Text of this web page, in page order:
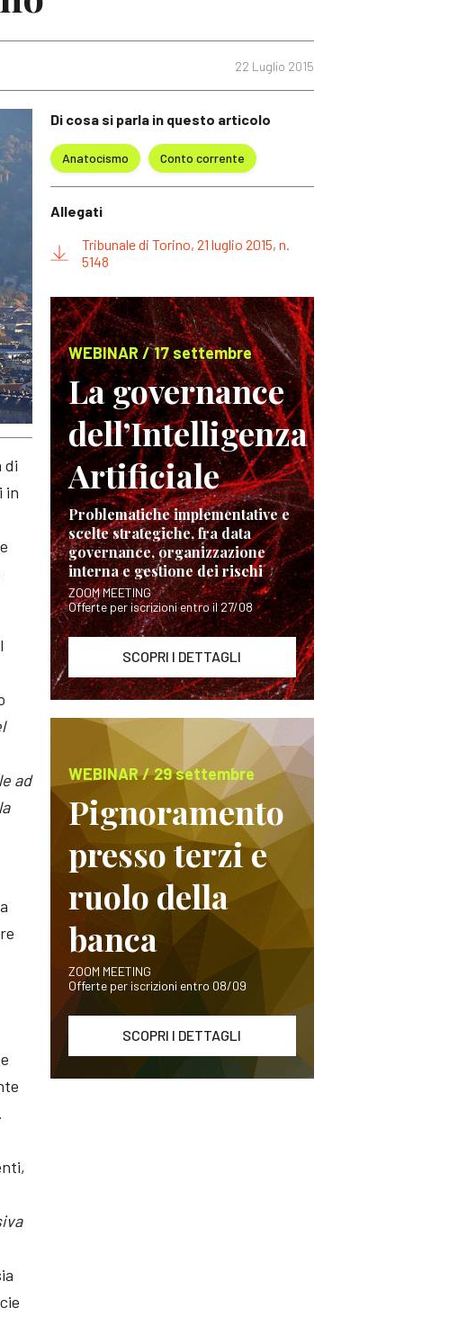
22 Luglio 2015
di
in
ad
Di cosa si parla in questo articolo
Anatocismo Conto corrente
Allegati
Tribunale di Torino, 21 luglio 2015, n.
5148
WEBINAR / 17 settembre
La governance
dell’Intelligenza
Artificiale
Problematiche implementative e
scelte strategiche, fra data
governance, organizzazione
interna e gestione dei rischi
ZOOM MEETING
Offerte per iscrizioni entro il 27/08
SCOPRI I DETTAGLI
WEBINAR / 29 settembre
Pignoramento
presso terzi e
ruolo della
banca
ZOOM MEETING
Offerte per iscrizioni entro 08/09
SCOPRI I DETTAGLI